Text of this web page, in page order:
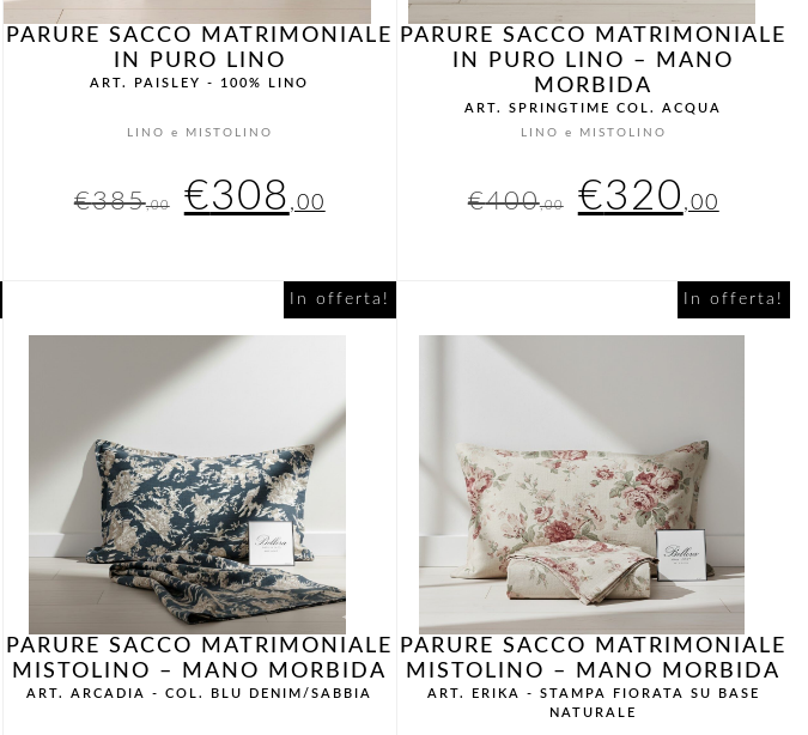
PARURE SACCO MATRIMONIALE
IN PURO LINO
ART. PAISLEY - 100% LINO
LINO e MISTOLINO
€385,00
Il
originale
era:
€385,00.
€308 ,00
attuale
€308,00.
PARURE SACCO MATRIMONIALE
IN PURO LINO – MANO
MORBIDA
ART. SPRINGTIME COL. ACQUA
LINO e MISTOLINO
€400,00
Il
originale
€400,00.
€320 ,00
In offerta!
PARURE SACCO MATRIMONIALE
MISTOLINO – MANO MORBIDA
ART. ARCADIA - COL. BLU DENIM/SABBIA
In offerta!
PARURE SACCO MATRIMONIALE
MISTOLINO – MANO MORBIDA
ART. ERIKA - STAMPA FIORATA SU BASE
NATURALE